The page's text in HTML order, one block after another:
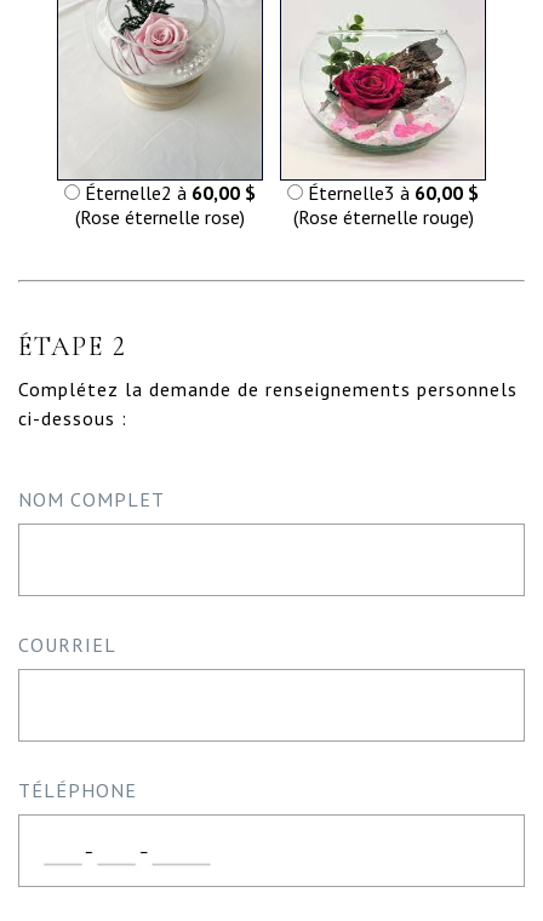
Éternelle2 à 60,00 $
(Rose éternelle rose)
Éternelle3 à 60,00 $
(Rose éternelle rouge)
ÉTAPE 2
Complétez la demande de renseignements personnels
ci-dessous :
NOM COMPLET
COURRIEL
TÉLÉPHONE